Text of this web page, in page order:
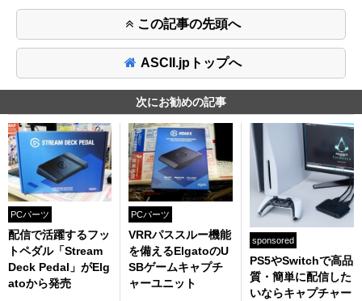
この記事の先頭へ
ASCII.jpトップへ
次にお勧めの記事
PCパーツ
配信で活躍するフッ
トペダル「Stream
Deck Pedal」がElg
atoから発売
PCパーツ
VRRパススルー機能
を備えるElgatoのU
SBゲームキャプチ
ャーユニット
sponsored
PS5やSwitchで高品
質・簡単に配信した
いならキャプチャー